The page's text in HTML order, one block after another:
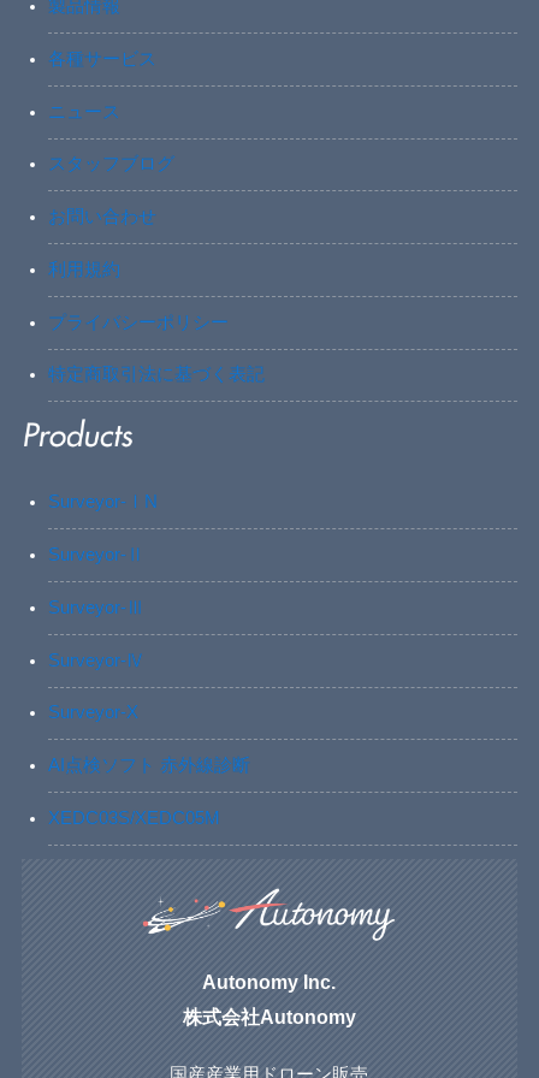
製品情報
各種サービス
ニュース
スタッフブログ
お問い合わせ
利用規約
プライバシーポリシー
特定商取引法に基づく表記
Surveyor-ⅠN
Surveyor-Ⅱ
Surveyor-Ⅲ
Surveyor-Ⅳ
Surveyor-X
AI点検ソフト 赤外線診断
XEDC03S/XEDC05M
Autonomy Inc.
株式会社Autonomy
国産産業用ドローン販売